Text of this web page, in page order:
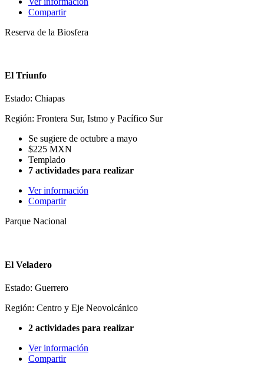
Compartir
Reserva de la Biosfera
El Triunfo
Estado: Chiapas
Región: Frontera Sur, Istmo y Pacífico Sur
Se sugiere de octubre a mayo
$225 MXN
Templado
7 actividades para realizar
Ver información
Compartir
Parque Nacional
El Veladero
Estado: Guerrero
Región: Centro y Eje Neovolcánico
2 actividades para realizar
Ver información
Compartir